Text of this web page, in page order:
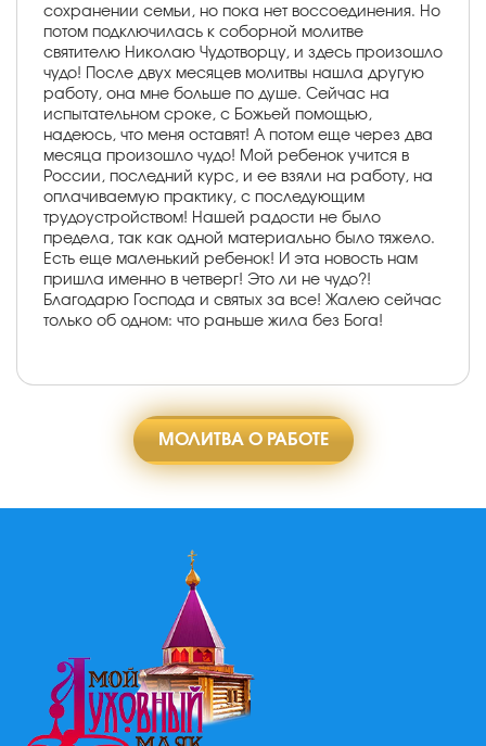
сохранении семьи, но пока нет воссоединения. Но
потом подключилась к соборной молитве
святителю Николаю Чудотворцу, и здесь произошло
чудо! После двух месяцев молитвы нашла другую
работу, она мне больше по душе. Сейчас на
испытательном сроке, с Божьей помощью,
надеюсь, что меня оставят! А потом еще через два
месяца произошло чудо! Мой ребенок учится в
России, последний курс, и ее взяли на работу, на
оплачиваемую практику, с последующим
трудоустройством! Нашей радости не было
предела, так как одной материально было тяжело.
Есть еще маленький ребенок! И эта новость нам
пришла именно в четверг! Это ли не чудо?!
Благодарю Господа и святых за все! Жалею сейчас
только об одном: что раньше жила без Бога!
МОЛИТВА О РАБОТЕ